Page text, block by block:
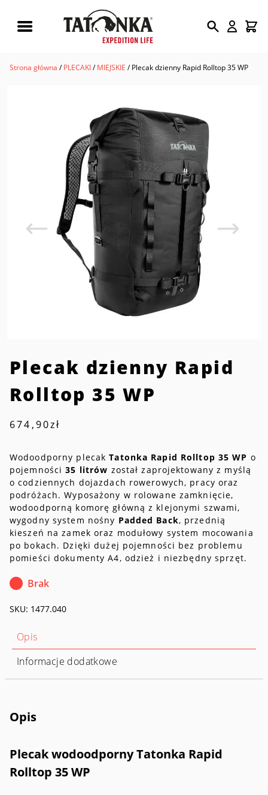
produktów
Strona główna /PLECAKI/MIEJSKIE / Plecak dzienny Rapid Rolltop 35 WP
Plecak dzienny Rapid
Rolltop 35 WP
674,90zł
Wodoodporny plecakTatonka Rapid Rolltop 35 WP o
pojemności35 litrów został zaprojektowany z myślą
o codziennych dojazdach rowerowych, pracy oraz
podróżach. Wyposażony w rolowane zamknięcie,
wodoodporną komorę główną z klejonymi szwami,
wygodny system nośny Padded Back, przednią
kieszeń na zamek oraz modułowy system mocowania
po bokach. Dzięki dużej pojemności bez problemu
pomieści dokumenty A4, odzież i niezbędny sprzęt.
Brak
SKU: 1477.040
Opis
Informacje dodatkowe
Opis
Plecak wodoodporny Tatonka Rapid
Rolltop 35 WP